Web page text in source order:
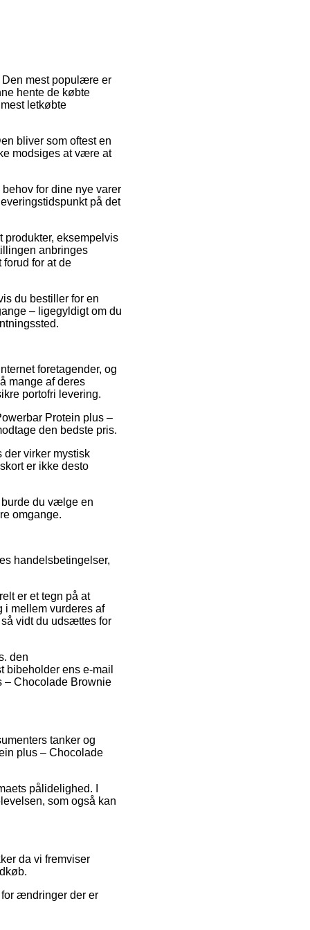
Den mest populære er
hente de købte
letkøbte
bliver som oftest en
modsiges at være at
for dine nye varer
på det
produkter, eksempelvis
anbringes
for at de
du bestiller for en
– ligegyldigt om du
foretagender, og
mange af deres
portofri levering.
Protein plus –
den bedste pris.
der virker mystisk
er ikke desto
du vælge en
omgange.
handelsbetingelser,
er et tegn på at
i mellem vurderes af
vidt du udsættes for
den
bibeholder ens e-mail
– Chocolade Brownie
tanker og
plus – Chocolade
pålidelighed. I
som også kan
da vi fremviser
ændringer der er